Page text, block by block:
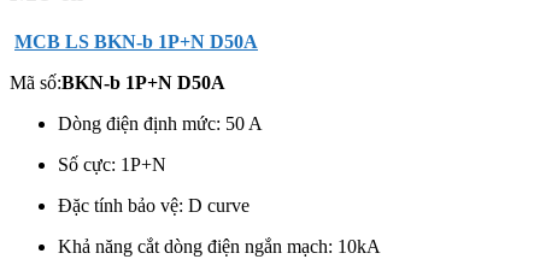
MCB LS BKN-b 1P+N D50A
Mã số:BKN-b 1P+N D50A
Dòng điện định mức: 50 A
Số cực: 1P+N
Đặc tính bảo vệ: D curve
Khả năng cắt dòng điện ngắn mạch: 10kA